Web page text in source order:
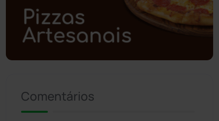
Polícia Civil (57)
Polícia Militar (27)
Política (03)
Riacho de Santana
Comentários